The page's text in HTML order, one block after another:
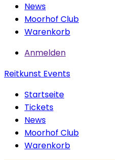
News
Moorhof Club
Warenkorb
Anmelden
Reitkunst Events
Startseite
Tickets
News
Moorhof Club
Warenkorb